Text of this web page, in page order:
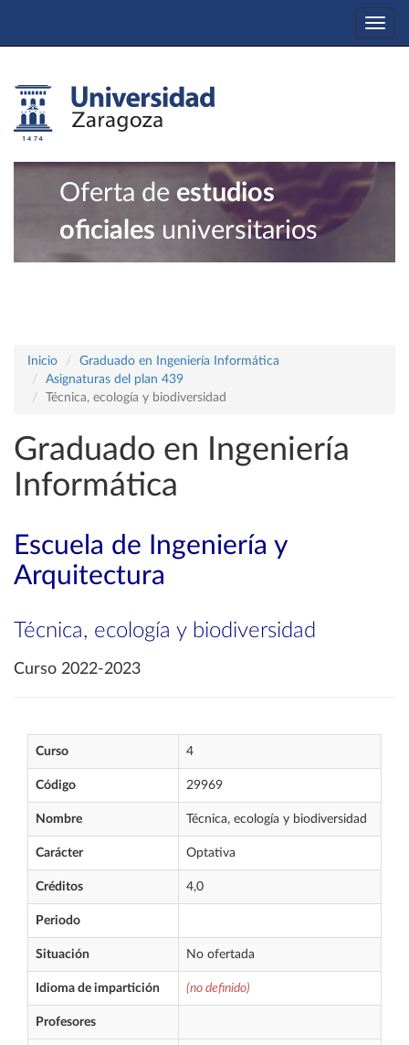
Oferta de estudios
oficiales universitarios
Inicio
Graduado en Ingeniería Informática
Asignaturas del plan 439
Técnica, ecología y biodiversidad
Graduado en Ingeniería
Informática
Escuela de Ingeniería y
Arquitectura
Técnica, ecología y biodiversidad
Curso 2022-2023
Curso 4
Código 29969
Nombre Técnica, ecología y biodiversidad
Carácter Optativa
Créditos 4,0
Periodo
Situación No ofertada
Idioma de impartición (no definido)
Profesores